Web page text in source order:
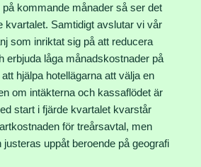
kommande månader så ser det
kvartalet. Samtidigt avslutar vi vår
som inriktat sig på att reducera
erbjuda låga månadskostnader på
hjälpa hotellägarna att välja en
om intäkterna och kassaflödet är
start i fjärde kvartalet kvarstår
för treårsavtal, men
uppåt beroende på geografi